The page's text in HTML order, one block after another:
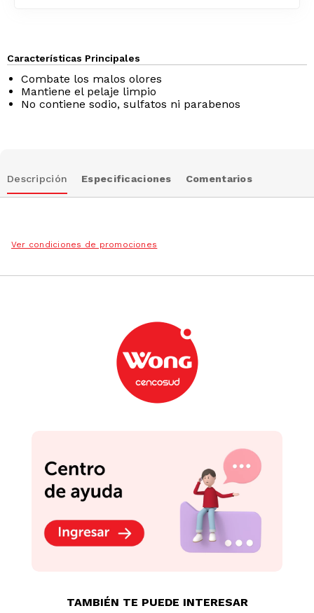
Características Principales
Combate los malos olores
Mantiene el pelaje limpio
No contiene sodio, sulfatos ni parabenos
Descripción Especificaciones Comentarios
Ver condiciones de promociones
TAMBIÉN TE PUEDE INTERESAR